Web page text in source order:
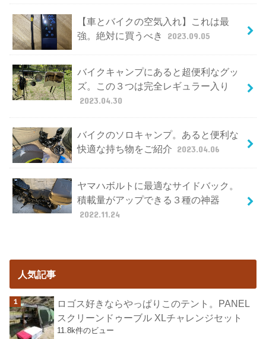
【車とバイクの空気入れ】これは最
強。絶対に買うべき
2023.09.05
バイクキャンプにあると超便利なグッ
ズ。この３つは完全レギュラー入り
2023.04.30
バイクのソロキャンプ。あると便利な
快適な持ち物をご紹介 2023.04.06
ヤマハボルトに最適なサイドバック。
積載量がアップできる３種の神器
2022.11.24
人気記事
ロゴス好きならやっぱりこのテント。PANEL
スクリーンドゥーブル XLチャレンジセット
11.8k件のビュー